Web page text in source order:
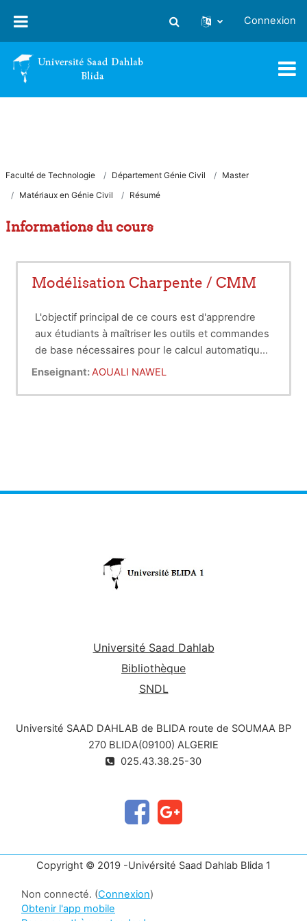
Activer/désactiver la saisie
Connexion
Faculté de Technologie Département Génie Civil
Master
Matériaux en Génie Civil
Résumé
Informations du cours
Modélisation Charpente / CMM
L'objectif principal de ce cours est d'apprendre
aux étudiants à maîtriser les outils et commandes
de base nécessaires pour le calcul automatique
des structures de bâtiments, grâce à
logiciel Robot Structural Analysis.
Enseignant:AOUALI NAWEL
Université Saad Dahlab
Bibliothèque
SNDL
Université SAAD DAHLAB de BLIDA route de SOUMAA BP
270 BLIDA(09100) ALGERIE
025.43.38.25-30
Copyright © 2019 -Univérsité Saad Dahlab Blida 1
Non connecté. (Connexion)
Obtenir l'app mobile